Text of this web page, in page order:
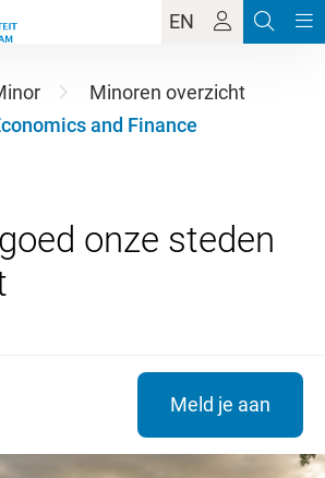
EN
Minoren overzicht
and Finance
onze steden
Meld je aan